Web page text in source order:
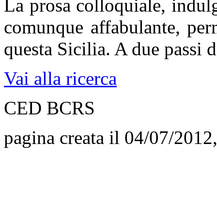
La prosa colloquiale,
comunque affabulante,
questa Sicilia. A due passi
Vai alla ricerca
CED BCRS
pagina creata il 04/07/